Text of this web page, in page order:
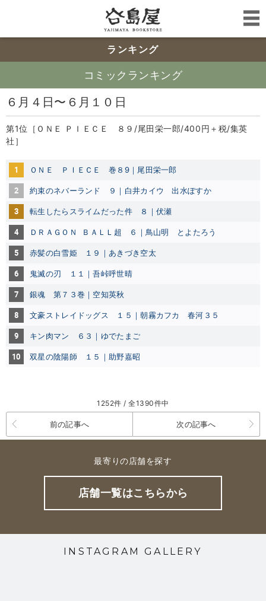
ランキング
コミックランキング
６月４日〜６月１０日
第1位［ＯＮＥ ＰＩＥＣＥ ８９/尾田栄一郎/400円＋税/集英
社］
1 ＯＮＥ ＰＩＥＣＥ 巻８9｜尾田栄一郎
2 約束のネバーランド ９｜白井カイウ 出水ぽすか
3 転生したらスライムだった件 ８｜伏瀬
4 ＤＲＡＧＯＮ ＢＡＬＬ超 ６｜鳥山明 とよたろう
5 赤髪の白雪姫 １９｜あきづき空太
6 鬼滅の刃 １１｜吾峠呼世晴
7 銀魂 第７３巻｜空知英秋
8 文豪ストレイドッグス １５｜朝霧カフカ 春河３５
9 キン肉マン ６３｜ゆでたまご
10 双星の陰陽師 １５｜助野嘉昭
1252件 / 全1390件中
前の記事へ 次の記事へ
最寄りの店舗を探す
店舗一覧はこちらから
INSTAGRAM GALLERY